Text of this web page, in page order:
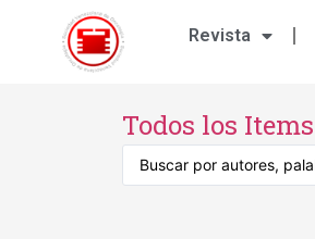
Revista
Todos los Items